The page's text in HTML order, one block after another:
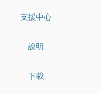
支援中心
說明
下載